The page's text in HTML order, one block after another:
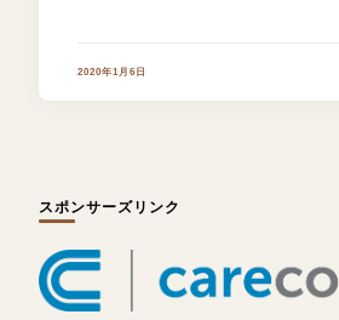
2020年1月6日
スポンサーズリンク